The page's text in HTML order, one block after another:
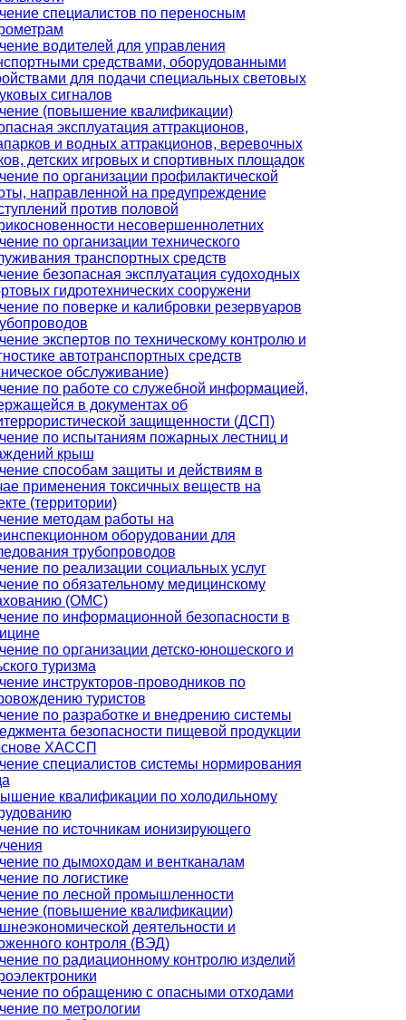
специалистов по переносным
водителей для управления
средствами, оборудованными
для подачи специальных световых
сигналов
(повышение квалификации)
эксплуатация аттракционов,
и водных аттракционов, веревочных
детских игровых и спортивных площадок
по организации профилактической
направленной на предупреждение
против половой
несовершеннолетних
по организации технического
транспортных средств
безопасная эксплуатация судоходных
гидротехнических сооружени
по поверке и калибровки резервуаров
экспертов по техническому контролю и
автотранспортных средств
обслуживание)
по работе со служебной информацией,
в документах об
защищенности (ДСП)
по испытаниям пожарных лестниц и
крыш
способам защиты и действиям в
применения токсичных веществ на
(территории)
методам работы на
оборудовании для
трубопроводов
по реализации социальных услуг
по обязательному медицинскому
(ОМС)
по информационной безопасности в
по организации детско-юношеского и
туризма
инструкторов-проводников по
туристов
по разработке и внедрению системы
безопасности пищевой продукции
ХАССП
специалистов системы нормирования
квалификации по холодильному
по источникам ионизирующего
по дымоходам и вентканалам
по логистике
по лесной промышленности
(повышение квалификации)
деятельности и
контроля (ВЭД)
по радиационному контролю изделий
по обращению с опасными отходами
по метрологии